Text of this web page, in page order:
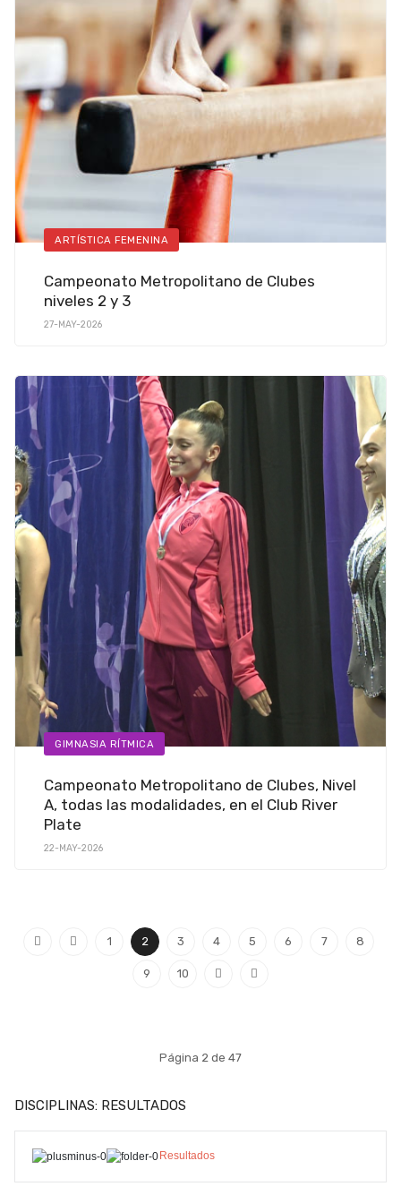
ARTÍSTICA FEMENINA
Campeonato Metropolitano de Clubes
niveles 2 y 3
27-MAY-2026
GIMNASIA RÍTMICA
Campeonato Metropolitano de Clubes, Nivel
A, todas las modalidades, en el Club River
Plate
22-MAY-2026
1 2 3 4 5 6 7 8
9 10
Página 2 de 47
DISCIPLINAS: RESULTADOS
Resultados